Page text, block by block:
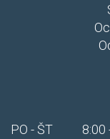
PO - ŠT 8:00